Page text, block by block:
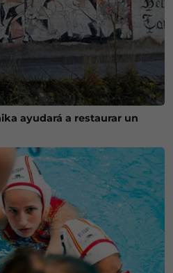
ayudará a restaurar un